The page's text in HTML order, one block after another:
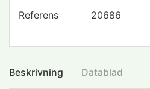
Referens 20686
Beskrivning Datablad